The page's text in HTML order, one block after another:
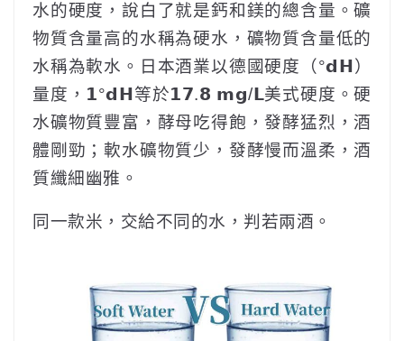
水的硬度，說白了就是鈣和鎂的總含量。礦
物質含量高的水稱為硬水，礦物質含量低的
水稱為軟水。日本酒業以德國硬度（°𝗱𝗛）
量度，𝟭°𝗱𝗛等於𝟭𝟳.𝟴 𝗺𝗴/𝗟美式硬度。硬
水礦物質豐富，酵母吃得飽，發酵猛烈，酒
體剛勁；軟水礦物質少，發酵慢而溫柔，酒
質纖細幽雅。
同一款米，交給不同的水，判若兩酒。